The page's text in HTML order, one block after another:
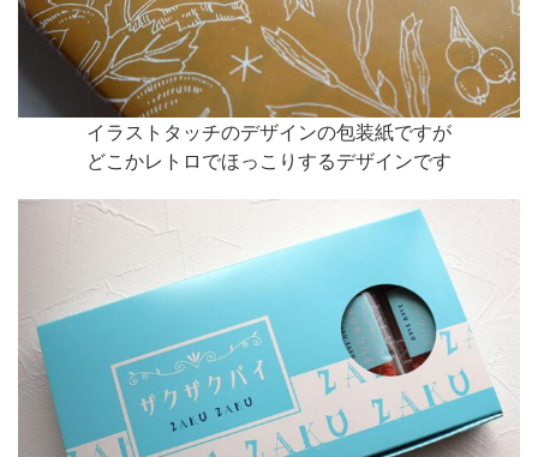
イラストタッチのデザインの包装紙ですが
どこかレトロでほっこりするデザインです